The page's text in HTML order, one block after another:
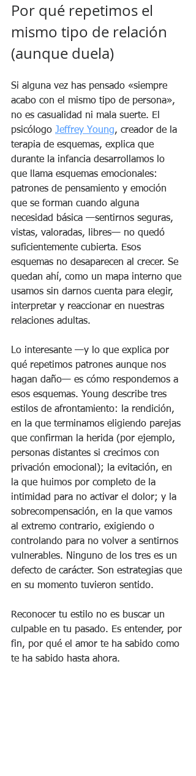
Por qué repetimos el
mismo tipo de relación
(aunque duela)
Si alguna vez has pensado «siempre
acabo con el mismo tipo de persona»,
no es casualidad ni mala suerte. El
psicólogo Jeffrey Young, creador de la
terapia de esquemas, explica que
durante la infancia desarrollamos lo
que llama esquemas emocionales:
patrones de pensamiento y emoción
que se forman cuando alguna
necesidad básica —sentirnos seguras,
vistas, valoradas, libres— no quedó
suficientemente cubierta. Esos
esquemas no desaparecen al crecer. Se
quedan ahí, como un mapa interno que
usamos sin darnos cuenta para elegir,
interpretar y reaccionar en nuestras
relaciones adultas.
Lo interesante —y lo que explica por
qué repetimos patrones aunque nos
hagan daño— es cómo respondemos a
esos esquemas. Young describe tres
estilos de afrontamiento: la rendición,
en la que terminamos eligiendo parejas
que confirman la herida (por ejemplo,
personas distantes si crecimos con
privación emocional); la evitación, en
la que huimos por completo de la
intimidad para no activar el dolor; y la
sobrecompensación, en la que vamos
al extremo contrario, exigiendo o
controlando para no volver a sentirnos
vulnerables. Ninguno de los tres es un
defecto de carácter. Son estrategias que
en su momento tuvieron sentido.
Reconocer tu estilo no es buscar un
culpable en tu pasado. Es entender, por
fin, por qué el amor te ha sabido como
te ha sabido hasta ahora.